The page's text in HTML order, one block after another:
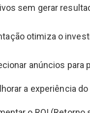
sem gerar
otimiza o
anúncios para
a experiência